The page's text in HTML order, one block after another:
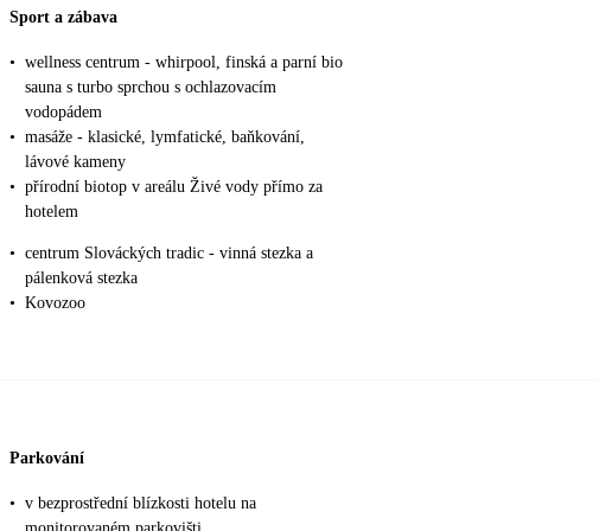
Sport a zábava
• wellness centrum - whirpool, finská a parní bio
sauna s turbo sprchou s ochlazovacím
vodopádem
• masáže - klasické, lymfatické, baňkování,
lávové kameny
• přírodní biotop v areálu Živé vody přímo za
hotelem
• centrum Slováckých tradic - vinná stezka a
pálenková stezka
• Kovozoo
Parkování
• v bezprostřední blízkosti hotelu na